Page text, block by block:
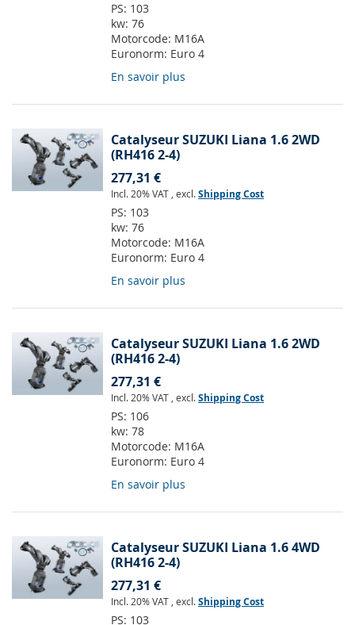
PS: 103
kw: 76
Motorcode: M16A
Euronorm: Euro 4
En savoir plus
Catalyseur SUZUKI Liana 1.6 2WD
(RH416 2-4)
277,31 €
Incl. 20% VAT , excl.Shipping Cost
PS: 103
kw: 76
Motorcode: M16A
Euronorm: Euro 4
En savoir plus
Catalyseur SUZUKI Liana 1.6 2WD
(RH416 2-4)
277,31 €
Incl. 20% VAT , excl.Shipping Cost
PS: 106
kw: 78
Motorcode: M16A
Euronorm: Euro 4
En savoir plus
Catalyseur SUZUKI Liana 1.6 4WD
(RH416 2-4)
277,31 €
Incl. 20% VAT , excl.Shipping Cost
PS: 103